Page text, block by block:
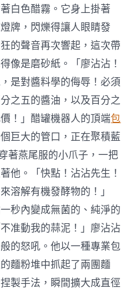
白色醋霧。它身上掛著
牌，閃爍得讓人眼睛發
的聲音再次響起，這次帶
像是磨砂紙。「廖沾沾！
是對醬料學的侮辱！必須
之五的醬油，以及百分之
！」醋罐機器人的頂端包
巨大的管口，正在聚積藍
著燕尾服的小爪子，一把
他。「快點！沾沾先生！
溶解有機發酵物的！」
秒內變成無菌的、純淨的
准動我的蒜泥！」廖沾沾
的怒吼。他以一種專業包
麵粉堆中抓起了兩團麵
製手法，瞬間擴大成直徑